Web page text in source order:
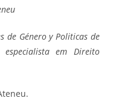
de Género y Politicas de
em Direito